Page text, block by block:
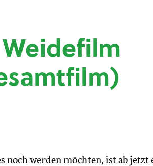
noch werden möchten, ist ab jetzt